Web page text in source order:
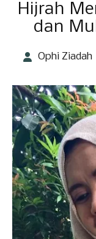
Hijrah
dan
Ophi Ziadah